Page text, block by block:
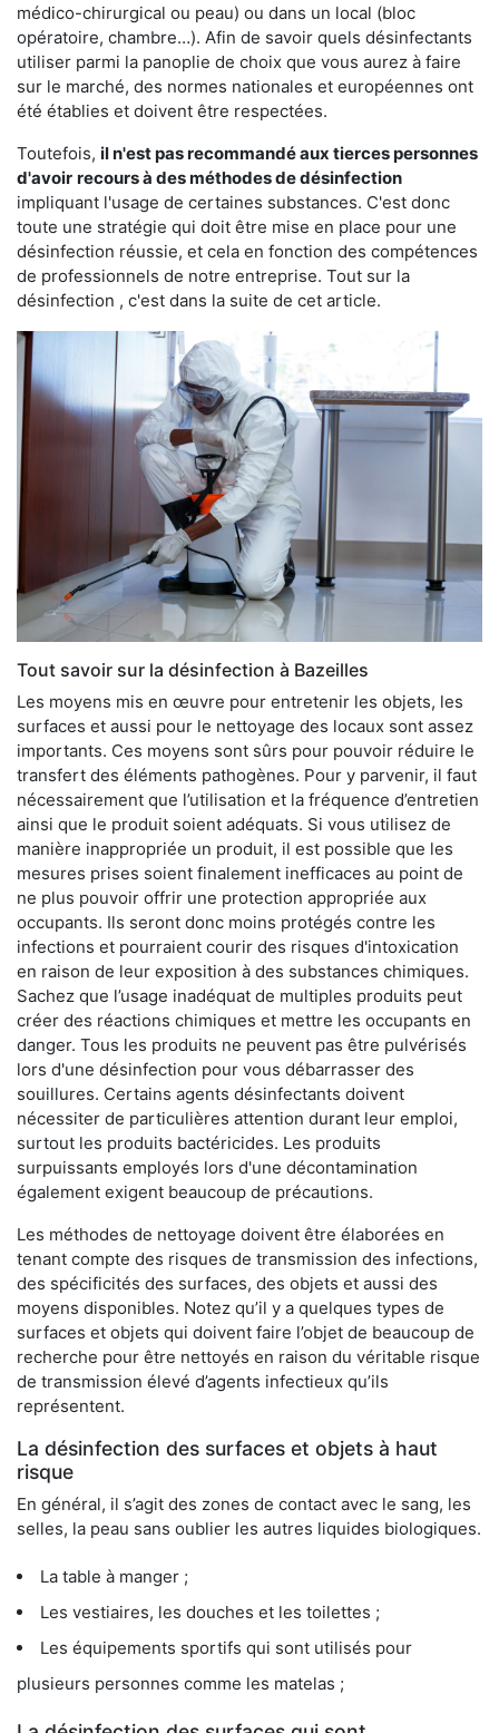
médico-chirurgical ou peau) ou dans un local (bloc
opératoire, chambre…). Afin de savoir quels désinfectants
utiliser parmi la panoplie de choix que vous aurez à faire
sur le marché, des normes nationales et européennes ont
été établies et doivent être respectées.
Toutefois, il n'est pas recommandé aux tierces personnes
d'avoir recours à des méthodes de désinfection
impliquant l'usage de certaines substances. C'est donc
toute une stratégie qui doit être mise en place pour une
désinfection réussie, et cela en fonction des compétences
de professionnels de notre entreprise. Tout sur la
désinfection , c'est dans la suite de cet article.
Tout savoir sur la désinfection à Bazeilles
Les moyens mis en œuvre pour entretenir les objets, les
surfaces et aussi pour le nettoyage des locaux sont assez
importants. Ces moyens sont sûrs pour pouvoir réduire le
transfert des éléments pathogènes. Pour y parvenir, il faut
nécessairement que l’utilisation et la fréquence d’entretien
ainsi que le produit soient adéquats. Si vous utilisez de
manière inappropriée un produit, il est possible que les
mesures prises soient finalement inefficaces au point de
ne plus pouvoir offrir une protection appropriée aux
occupants. Ils seront donc moins protégés contre les
infections et pourraient courir des risques d'intoxication
en raison de leur exposition à des substances chimiques.
Sachez que l’usage inadéquat de multiples produits peut
créer des réactions chimiques et mettre les occupants en
danger. Tous les produits ne peuvent pas être pulvérisés
lors d'une désinfection pour vous débarrasser des
souillures. Certains agents désinfectants doivent
nécessiter de particulières attention durant leur emploi,
surtout les produits bactéricides. Les produits
surpuissants employés lors d'une décontamination
également exigent beaucoup de précautions.
Les méthodes de nettoyage doivent être élaborées en
tenant compte des risques de transmission des infections,
des spécificités des surfaces, des objets et aussi des
moyens disponibles. Notez qu’il y a quelques types de
surfaces et objets qui doivent faire l’objet de beaucoup de
recherche pour être nettoyés en raison du véritable risque
de transmission élevé d’agents infectieux qu’ils
représentent.
La désinfection des surfaces et objets à haut
risque
En général, il s’agit des zones de contact avec le sang, les
selles, la peau sans oublier les autres liquides biologiques.
La table à manger ;
Les vestiaires, les douches et les toilettes ;
Les équipements sportifs qui sont utilisés pour
plusieurs personnes comme les matelas ;